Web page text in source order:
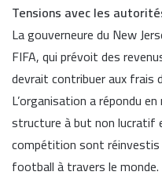
Tensions avec les
La gouverneure du New
FIFA, qui prévoit des
devrait contribuer aux
L’organisation a répondu
structure à but non lucratif
compétition sont réinvestis
football à travers le monde.